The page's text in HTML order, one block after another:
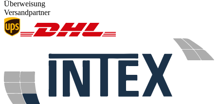
Überweisung
Versandpartner